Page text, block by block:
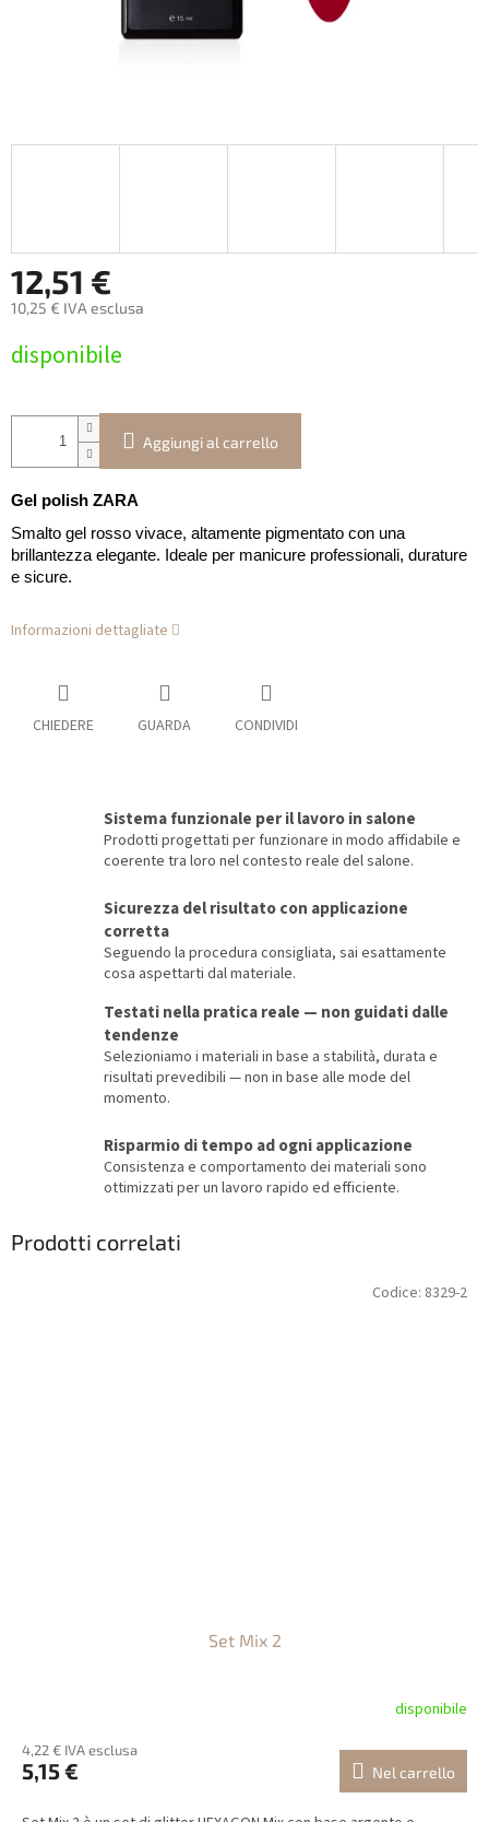
12,51 €
10,25 € IVA esclusa
della
disponibile
Aggiungi al carrello
Gel polish ZARA
Smalto gel rosso vivace, altamente pigmentato con una
brillantezza elegante. Ideale per manicure professionali, durature
e sicure.
Informazioni dettagliate
CHIEDERE GUARDA CONDIVIDI
Sistema funzionale per il lavoro in salone
Prodotti progettati per funzionare in modo affidabile e
coerente tra loro nel contesto reale del salone.
Sicurezza del risultato con applicazione
corretta
Seguendo la procedura consigliata, sai esattamente
cosa aspettarti dal materiale.
Testati nella pratica reale — non guidati dalle
tendenze
Selezioniamo i materiali in base a stabilità, durata e
risultati prevedibili — non in base alle mode del
momento.
Risparmio di tempo ad ogni applicazione
Consistenza e comportamento dei materiali sono
ottimizzati per un lavoro rapido ed efficiente.
Prodotti correlati
Set Mix 2
disponibile
4,22 € IVA esclusa
5,15 € Nel carrello
Codice: 8329-2